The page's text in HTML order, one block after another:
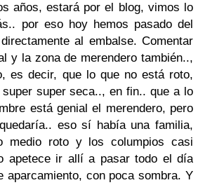
años, estará por el blog, vimos lo
por eso hoy hemos pasado del
al embalse. Comentar
y la zona de merendero también..,
es decir, que lo que no está roto,
super seca.., en fin.. que a lo
está genial el merendero, pero
eso sí había una familia,
medio roto y los columpios casi
apetece ir allí a pasar todo el día
aparcamiento, con poca sombra. Y